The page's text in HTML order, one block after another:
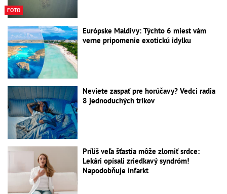
FOTO
Európske Maldivy: Týchto 6 miest vám
verne pripomenie exotickú idylku
Neviete zaspať pre horúčavy? Vedci radia
8 jednoduchých trikov
Príliš veľa šťastia môže zlomiť srdce:
Lekári opísali zriedkavý syndróm!
Napodobňuje infarkt